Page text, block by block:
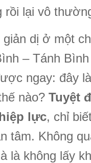
rồi lại vô
dị ở một
– Tánh
ngay: đây
nào? Tuyệt
lực, chỉ
tâm. Không
là không lấy